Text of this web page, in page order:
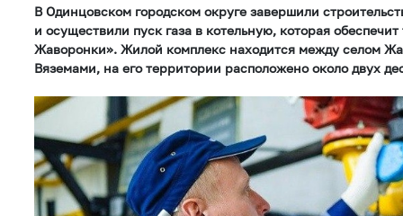
В Одинцовском городском округе завершили
и осуществили пуск газа в котельную, которая
Жаворонки». Жилой комплекс находится между селом
Вяземами, на его территории расположено около двух